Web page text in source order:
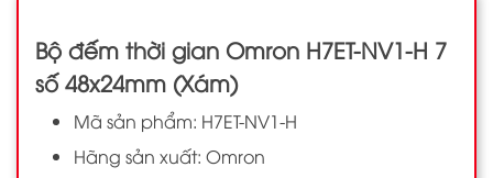
Bộ đếm thời gian Omron H7ET-NV1-H 7
số 48x24mm (Xám)
Mã sản phẩm: H7ET-NV1-H
Hãng sản xuất: Omron